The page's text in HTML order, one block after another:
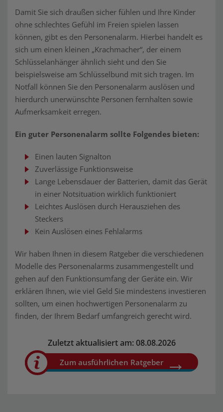
Damit Sie sich draußen sicher fühlen und Ihre Kinder
ohne schlechtes Gefühl im Freien spielen lassen
können, gibt es den Personenalarm. Hierbei handelt es
sich um einen kleinen „Krachmacher“, der einem
Schlüsselanhänger ähnlich sieht und den Sie
beispielsweise am Schlüsselbund mit sich tragen. Im
Notfall können Sie den Personenalarm auslösen und
hierdurch unerwünschte Personen fernhalten sowie
Aufmerksamkeit erregen.
Ein guter Personenalarm sollte Folgendes bieten:
Einen lauten Signalton
Zuverlässige Funktionsweise
Lange Lebensdauer der Batterien, damit das Gerät
in einer Notsituation wirklich funktioniert
Leichtes Auslösen durch Herausziehen des
Steckers
Kein Auslösen eines Fehlalarms
Wir haben Ihnen in diesem Ratgeber die verschiedenen
Modelle des Personenalarms zusammengestellt und
gehen auf den Funktionsumfang der Geräte ein. Wir
erklären Ihnen, wie viel Geld Sie mindestens investieren
sollten, um einen hochwertigen Personenalarm zu
finden, der Ihrem Bedarf umfangreich gerecht wird.
Zuletzt aktualisiert am: 08.08.2026
Zum ausführlichen Ratgeber